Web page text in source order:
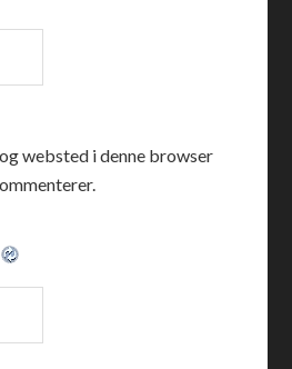
websted i denne browser